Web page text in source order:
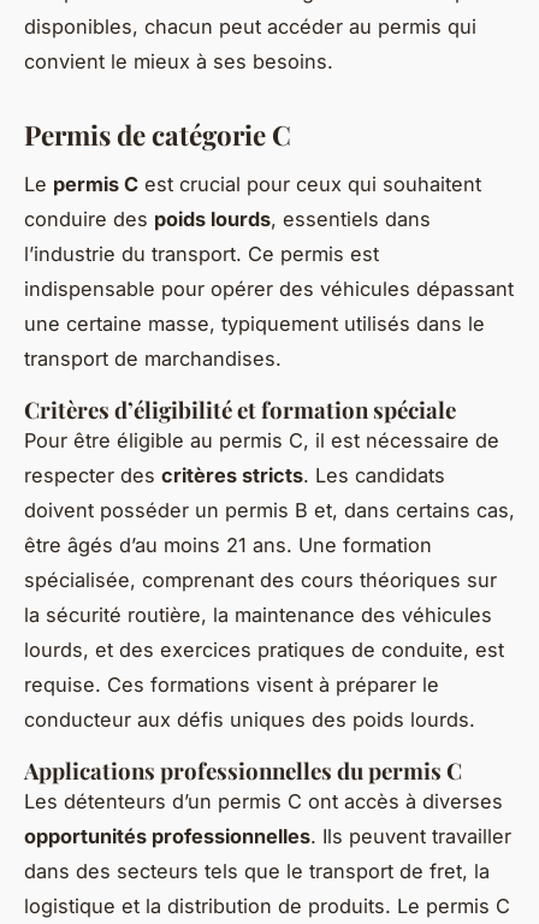
disponibles, chacun peut accéder au permis qui
convient le mieux à ses besoins.
Permis de catégorie C
Le permis C est crucial pour ceux qui souhaitent
conduire des poids lourds, essentiels dans
l’industrie du transport. Ce permis est
indispensable pour opérer des véhicules dépassant
une certaine masse, typiquement utilisés dans le
transport de marchandises.
Critères d’éligibilité et formation spéciale
Pour être éligible au permis C, il est nécessaire de
respecter des critères stricts. Les candidats
doivent posséder un permis B et, dans certains cas,
être âgés d’au moins 21 ans. Une formation
spécialisée, comprenant des cours théoriques sur
la sécurité routière, la maintenance des véhicules
lourds, et des exercices pratiques de conduite, est
requise. Ces formations visent à préparer le
conducteur aux défis uniques des poids lourds.
Applications professionnelles du permis C
Les détenteurs d’un permis C ont accès à diverses
opportunités professionnelles. Ils peuvent travailler
dans des secteurs tels que le transport de fret, la
logistique et la distribution de produits. Le permis C